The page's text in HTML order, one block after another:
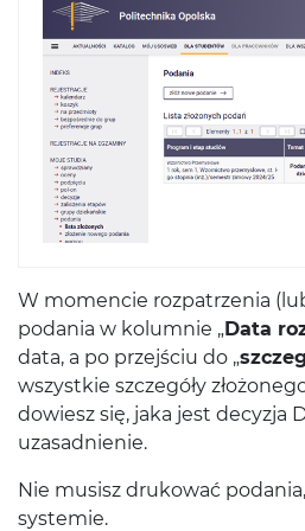
W momencie rozpatrzenia
podania w kolumnie „Data
data, a po przejściu do „
wszystkie szczegóły
dowiesz się, jaka jest decyzja
uzasadnienie.
Nie musisz drukować
systemie.